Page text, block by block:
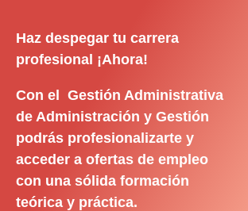
Haz despegar tu carrera
profesional ¡Ahora!
Con el Gestión Administrativa
de Administración y Gestión
podrás profesionalizarte y
acceder a ofertas de empleo
con una sólida formación
teórica y práctica.